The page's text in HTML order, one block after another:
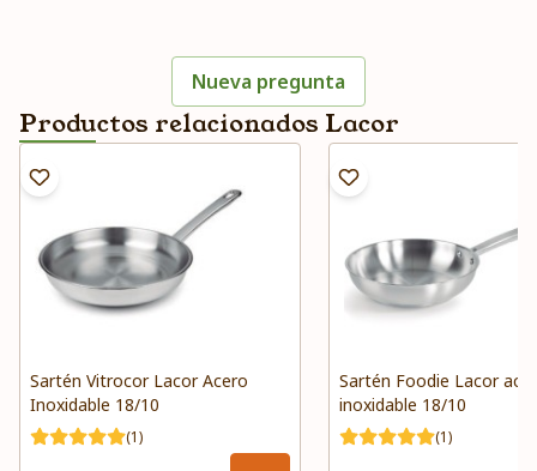
Nueva pregunta
Productos relacionados Lacor
Sartén Vitrocor Lacor Acero
Inoxidable 18/10
(1)
Sartén Foodie Lacor
inoxidable 18/10
(1)